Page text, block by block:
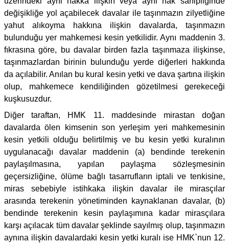
değişikliğe yol açabilecek davalar ile taşınmazın zilyetliğine
yahut alıkoyma hakkına ilişkin davalarda, taşınmazın
bulunduğu yer mahkemesi kesin yetkilidir. Aynı maddenin 3.
fıkrasına göre, bu davalar birden fazla taşınmaza ilişkinse,
taşınmazlardan birinin bulunduğu yerde diğerleri hakkında
da açılabilir. Anılan bu kural kesin yetki ve dava şartına ilişkin
olup, mahkemece kendiliğinden gözetilmesi gerekeceği
kuşkusuzdur.
Diğer taraftan, HMK 11. maddesinde mirastan doğan
davalarda ölen kimsenin son yerleşim yeri mahkemesinin
kesin yetkili olduğu belirtilmiş ve bu kesin yetki kuralının
uygulanacağı davalar maddenin (a) bendinde terekenin
paylaşılmasına, yapılan paylaşma sözleşmesinin
geçersizliğine, ölüme bağlı tasarrufların iptali ve tenkisine,
miras sebebiyle istihkaka ilişkin davalar ile mirasçılar
arasında terekenin yönetiminden kaynaklanan davalar, (b)
bendinde terekenin kesin paylaşımına kadar mirasçılara
karşı açılacak tüm davalar şeklinde sayılmış olup, taşınmazın
aynına ilişkin davalardaki kesin yetki kuralı ise HMK`nun 12.